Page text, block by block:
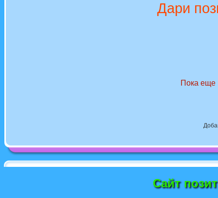
Дари
Пока еще
Сайт